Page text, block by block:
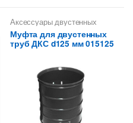
Аксессуары двустенных
труб, Муфты
соединительные ДКС
Муфта для двустенных
труб ДКС d125 мм 015125